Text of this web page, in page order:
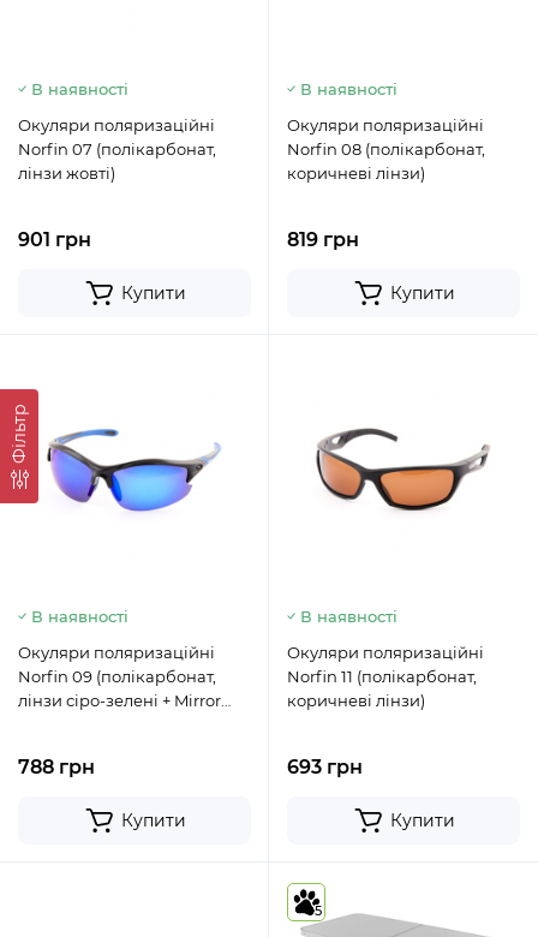
Фільтр
В наявності
Окуляри поляризаційні
Norfin 07 (полікарбонат,
лінзи жовті)
901 грн
Купити
В наявності
Окуляри поляризаційні
Norfin 08 (полікарбонат,
коричневі лінзи)
819 грн
Купити
В наявності
Окуляри поляризаційні
Norfin 09 (полікарбонат,
лінзи сіро-зелені + Mirror
788 грн
Купити
В наявності
Окуляри поляризаційні
Norfin 11 (полікарбонат,
коричневі лінзи)
693 грн
Купити
5